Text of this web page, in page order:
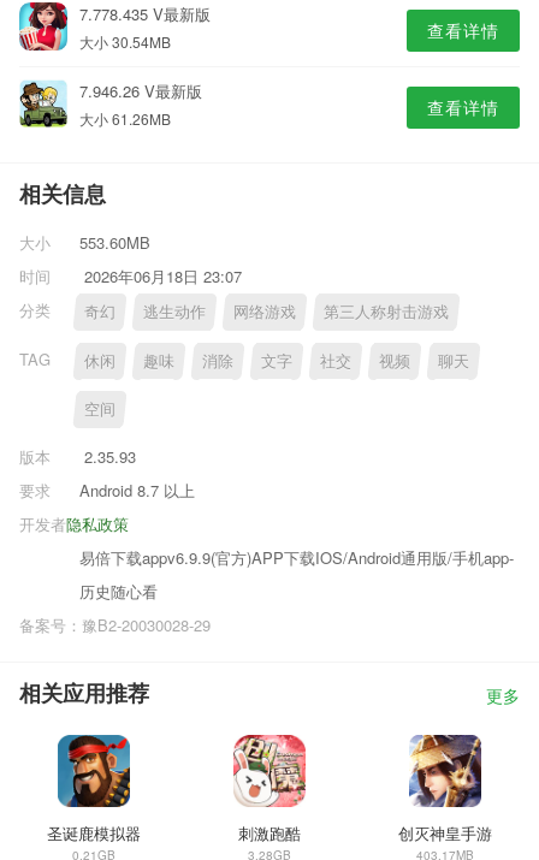
7.778.435 V最新版
大小 30.54MB 查看详情
7.946.26 V最新版
大小 61.26MB 查看详情
相关信息
大小
553.60MB
时间
2026年06月18日 23:07
分类
奇幻 逃生动作 网络游戏 第三人称射击游戏
TAG 休闲 趣味 消除 文字 社交 视频 聊天
空间
版本
2.35.93
要求
Android 8.7 以上
隐私政策
开发者
易倍下载appv6.9.9(官方)APP下载IOS/Android通用版/手机app-
历史随心看
备案号：豫B2-20030028-29
相关应用推荐 更多
圣诞鹿模拟器
0.21GB
刺激跑酷
3.28GB
创灭神皇手游
403.17MB